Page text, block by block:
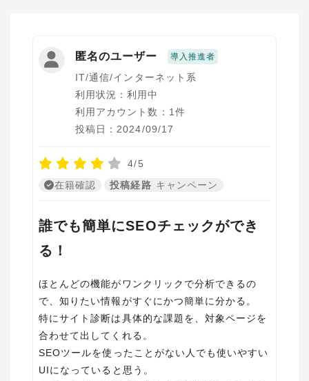
匿名のユーザー 導入推進者
IT/通信/インターネット系
利用状況：利用中
利用アカウント数：1件
投稿日：2024/09/17
4/5
在籍確認
投稿経路 キャンペーン
誰でも簡単にSEOチェックができ
る！
ほとんどの機能がワンクリックで分析できるの
で、知りたい情報がすぐにかつ簡単に分かる。
特にサイト診断は具体的な課題を、対象ページを
合わせて出してくれる。
SEOツールを使ったことがない人でも使いやすい
UIになっていると思う。